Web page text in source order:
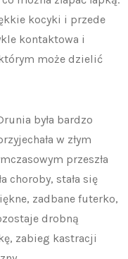
kocyki i przede
kontaktowa i
może dzielić
była bardzo
w złym
przeszła
choroby, stała się
zadbane futerko,
drobną
zabieg kastracji